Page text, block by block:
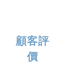
顧客評
價